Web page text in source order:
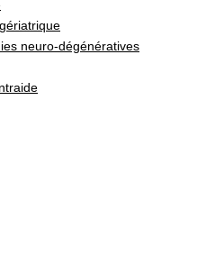
neuro-dégénératives